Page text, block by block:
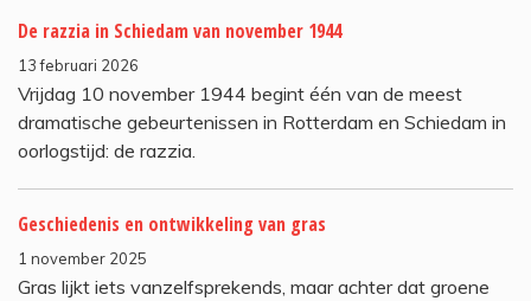
De razzia in Schiedam van november 1944
13 februari 2026
Vrijdag 10 november 1944 begint één van de meest
dramatische gebeurtenissen in Rotterdam en Schiedam in
oorlogstijd: de razzia.
Geschiedenis en ontwikkeling van gras
1 november 2025
Gras lijkt iets vanzelfsprekends, maar achter dat groene